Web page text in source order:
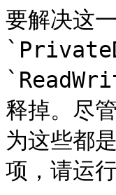
要解决这
释掉。尽
为这些都
项，请运